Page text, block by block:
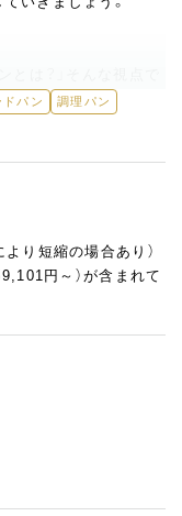
とは？」そんな視点で
ス調整にも貢献して
ており、自分の技術
たい」そんな方に、
ドパン
調理パン
り短縮の場合あり）
円～）が含まれて